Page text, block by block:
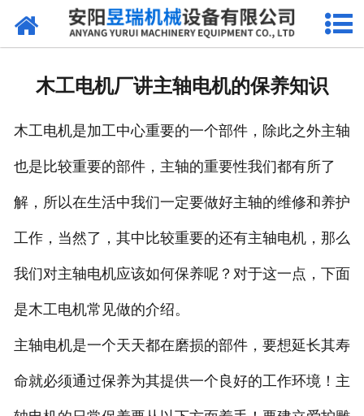
网站首页
联系我们
木工电机厂讲主轴电机的保养知识
木工电机是加工中心重要的一个部件，除此之外主轴
也是比较重要的部件，主轴的重要性我们都有所了
解，所以在生活中我们一定要做好主轴的维修和养护
工作，当然了，其中比较重要的还有主轴电机，那么
我们对主轴电机应该如何保养呢？对于这一点，下面
是木工电机常见做的介绍。
主轴电机是一个天天都在磨损的部件，要想延长其寿
命就必须通过保养为其提供一个良好的工作环境！主